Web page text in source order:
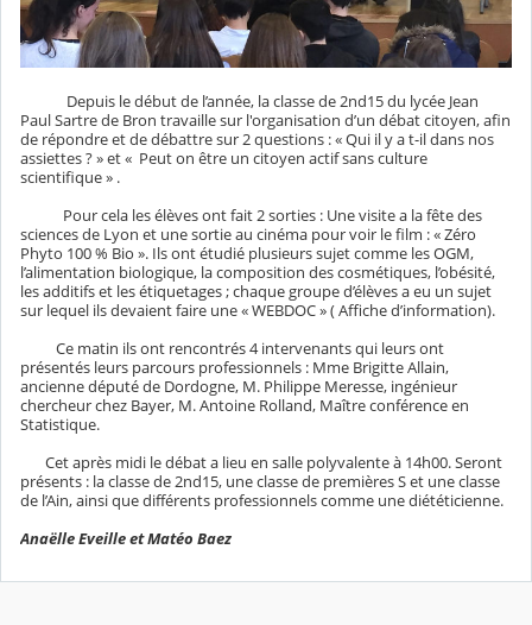
Depuis le début de l’année, la classe de 2nd15 du lycée Jean
Paul Sartre de Bron travaille sur l'organisation d’un débat citoyen, afin
de répondre et de débattre sur 2 questions : « Qui il y a t-il dans nos
assiettes ? » et « Peut on être un citoyen actif sans culture
scientifique » .
Pour cela les élèves ont fait 2 sorties : Une visite a la fête des
sciences de Lyon et une sortie au cinéma pour voir le film : « Zéro
Phyto 100 % Bio ». Ils ont étudié plusieurs sujet comme les OGM,
l’alimentation biologique, la composition des cosmétiques, l’obésité,
les additifs et les étiquetages ; chaque groupe d’élèves a eu un sujet
sur lequel ils devaient faire une « WEBDOC » ( Affiche d’information).
Ce matin ils ont rencontrés 4 intervenants qui leurs ont
présentés leurs parcours professionnels : Mme Brigitte Allain,
ancienne député de Dordogne, M. Philippe Meresse, ingénieur
chercheur chez Bayer, M. Antoine Rolland, Maître conférence en
Statistique.
Cet après midi le débat a lieu en salle polyvalente à 14h00. Seront
présents : la classe de 2nd15, une classe de premières S et une classe
de l’Ain, ainsi que différents professionnels comme une diététicienne.
Anaëlle Eveille et Matéo Baez